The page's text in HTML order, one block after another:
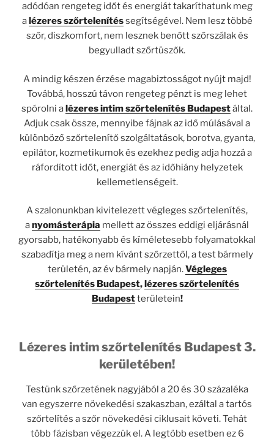
adódóan rengeteg időt és energiát takaríthatunk meg
a lézeres szőrtelenítéssegítségével. Nem lesz többé
szőr, diszkomfort, nem lesznek benőtt szőrszálak és
begyulladt szőrtüszők.
A mindig készen érzése magabiztosságot nyújt majd!
Továbbá, hosszú távon rengeteg pénzt is meg lehet
spórolni alézeres intim szőrtelenítés Budapestáltal.
Adjuk csak össze, mennyibe fájnak az idő múlásával a
különböző szőrtelenítő szolgáltatások, borotva, gyanta,
epilátor, kozmetikumok és ezekhez pedig adja hozzá a
ráfordított időt, energiát és az időhiány helyzetek
kellemetlenségeit.
A szalonunkban kivitelezett végleges szőrtelenítés,
anyomásterápia mellett az összes eddigi eljárásnál
gyorsabb, hatékonyabb és kíméletesebb folyamatokkal
szabadítja meg a nem kívánt szőrzettől, a test bármely
területén, az év bármely napján.Végleges
szőrtelenítés Budapest, lézeres szőrtelenítés
Budapestterületein!
Lézeres intim szőrtelenítés Budapest 3.
kerületében!
Testünk szőrzetének nagyjából a 20 és 30 százaléka
van egyszerre növekedési szakaszban, ezáltal a tartós
szőrtelítés a szőr növekedési ciklusait követi. Tehát
több fázisban végezzük el. A legtöbb esetben ez 6